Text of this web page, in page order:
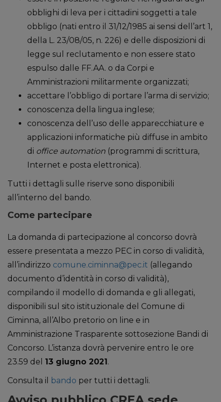
obblighi di leva per i cittadini soggetti a tale
obbligo (nati entro il 31/12/1985 ai sensi dell’art 1,
della L. 23/08/05, n. 226) e delle disposizioni di
legge sul reclutamento e non essere stato
espulso dalle FF.AA. o da Corpi e
Amministrazioni militarmente organizzati;
accettare l’obbligo di portare l’arma di servizio;
conoscenza della lingua inglese;
conoscenza dell’uso delle apparecchiature e
applicazioni informatiche più diffuse in ambito
di office automation (programmi di scrittura,
Internet e posta elettronica).
Tutti i dettagli sulle riserve sono disponibili
all’interno del bando.
Come partecipare
La domanda di partecipazione al concorso dovrà
essere presentata a mezzo PEC in corso di validità,
all’indirizzo comune.ciminna@pec.it (allegando
documento d’identità in corso di validità),
compilando il modello di domanda e gli allegati,
disponibili sul sito istituzionale del Comune di
Ciminna, all’Albo pretorio on line e in
Amministrazione Trasparente sottosezione Bandi di
Concorso. L’istanza dovrà pervenire entro le ore
23.59 del 13 giugno 2021.
Consulta il
bando per tutti i dettagli.